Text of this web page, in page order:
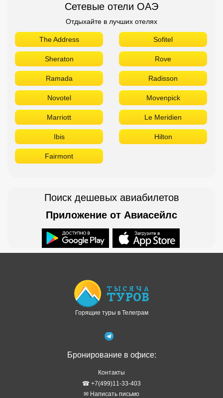
Сетевые отели ОАЭ
Отдыхайте в лучших отелях
The Address Sofitel
Sheraton Rove
Ramada Radisson
Novotel Movenpick
Marriott Le Meridien
Ibis Hilton
Fairmont
Поиск дешевых авиабилетов
Приложение от Авиасейлс
Горящие туры в Телеграм
Бронирование в офисе:
Контакты
☎ +7(499)11-33-403
✉ Написать письмо